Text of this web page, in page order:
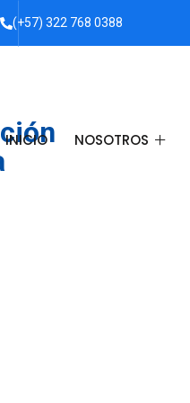
(+57) 322 768 0388
INICIO NOSOTROS